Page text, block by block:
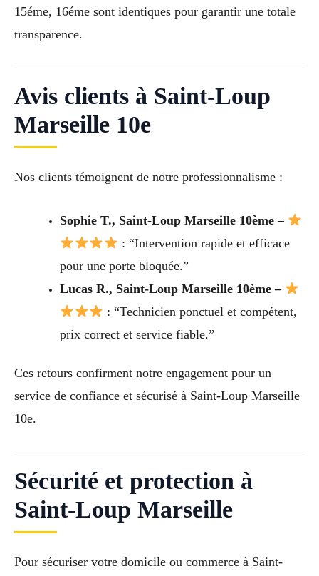
15éme, 16éme sont identiques pour garantir une totale
transparence.
Avis clients à Saint-Loup
Marseille 10e
Nos clients témoignent de notre professionnalisme :
Sophie T., Saint-Loup Marseille 10ème –
: “Intervention rapide et efficace
pour une porte bloquée.”
Lucas R., Saint-Loup Marseille 10ème –
: “Technicien ponctuel et compétent,
prix correct et service fiable.”
Ces retours confirment notre engagement pour un
service de confiance et sécurisé à Saint-Loup Marseille
10e.
Sécurité et protection à
Saint-Loup Marseille
Pour sécuriser votre domicile ou commerce à Saint-